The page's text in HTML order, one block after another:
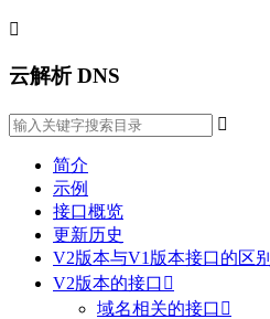

云解析 DNS

简介
示例
接口概览
更新历史
V2版本与V1版本接口的区别
V2版本的接口 
域名相关的接口 